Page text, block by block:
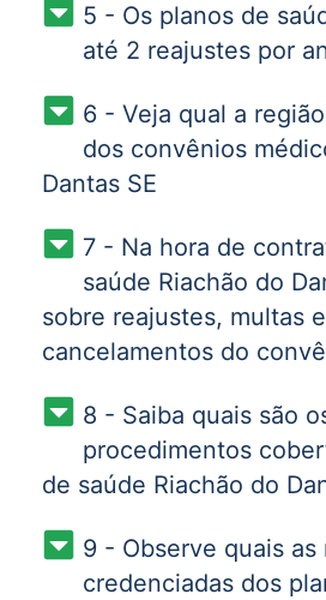
5 - Os planos de
até 2 reajustes por
6 - Veja qual a
dos convênios
Dantas SE
7 - Na hora de
saúde Riachão do
sobre reajustes, multas e
cancelamentos do
8 - Saiba quais são
procedimentos
de saúde Riachão do
9 - Observe quais as
credenciadas dos